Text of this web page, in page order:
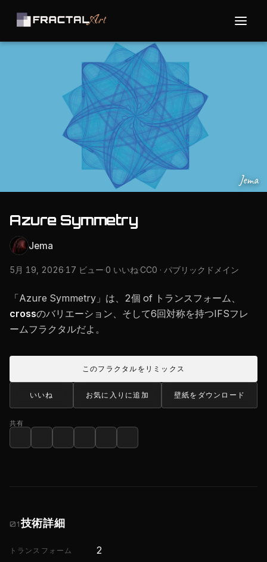
Jema
Azure Symmetry
Jema
5月 19, 2026·17 ビュー·0 いいね·CC0 · パブリックドメイン
「Azure Symmetry」は、2個 of トランスフォーム、
crossのバリエーション、そして6回対称を持つIFSフレ
ームフラクタルだよ。
このフラクタルをリミックス
いいね お気に入りに追加 壁紙をダウンロード
共有
01技術詳細
トランスフォーム 2